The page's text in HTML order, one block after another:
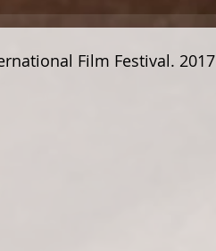
Film Festival. 2017